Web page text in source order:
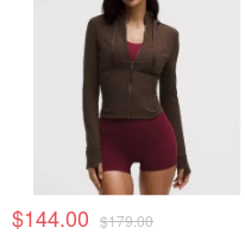
$144.00 $179.00